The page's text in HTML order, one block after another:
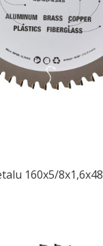
160x5/8x1,6x48